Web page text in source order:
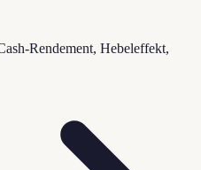
Rendement, Hebeleffekt,